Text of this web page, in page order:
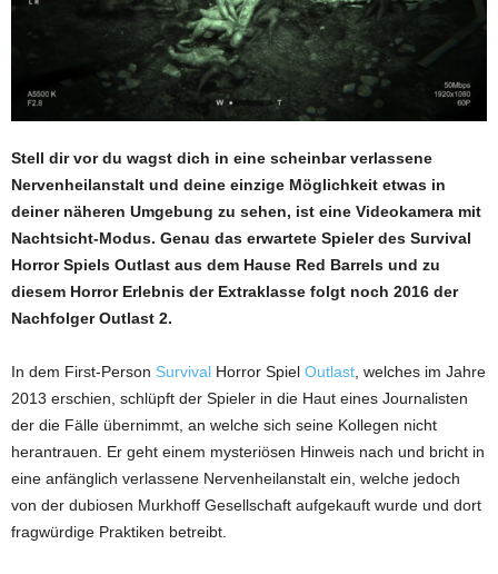
Stell dir vor du wagst dich in eine scheinbar verlassene
Nervenheilanstalt und deine einzige Möglichkeit etwas in
deiner näheren Umgebung zu sehen, ist eine Videokamera mit
Nachtsicht-Modus. Genau das erwartete Spieler des Survival
Horror Spiels Outlast aus dem Hause Red Barrels und zu
diesem Horror Erlebnis der Extraklasse folgt noch 2016 der
Nachfolger Outlast 2.
In dem First-Person Survival Horror Spiel Outlast , welches im Jahre
2013 erschien, schlüpft der Spieler in die Haut eines Journalisten
der die Fälle übernimmt, an welche sich seine Kollegen nicht
herantrauen. Er geht einem mysteriösen Hinweis nach und bricht in
eine anfänglich verlassene Nervenheilanstalt ein, welche jedoch
von der dubiosen Murkhoff Gesellschaft aufgekauft wurde und dort
fragwürdige Praktiken betreibt.